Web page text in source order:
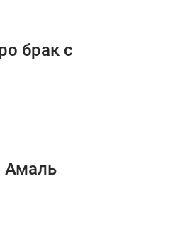
брак с
Амаль